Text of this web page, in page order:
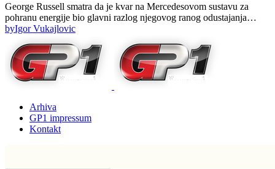
George Russell smatra da je kvar na Mercedesovom sustavu za
pohranu energije bio glavni razlog njegovog ranog odustajanja…
byIgor Vukajlovic
Arhiva
GP1 impressum
Kontakt